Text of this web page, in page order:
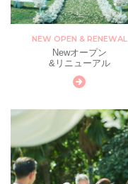
NEW OPEN & RENEWAL
Newオープン
&リニューアル